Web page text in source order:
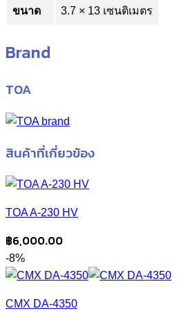
ขนาด 3.7 × 13 เซนติเมตร
Brand
TOA
สินค้าที่เกี่ยวข้อง
TOA A-230 HV
฿6,000.00
-8%
CMX DA-4350